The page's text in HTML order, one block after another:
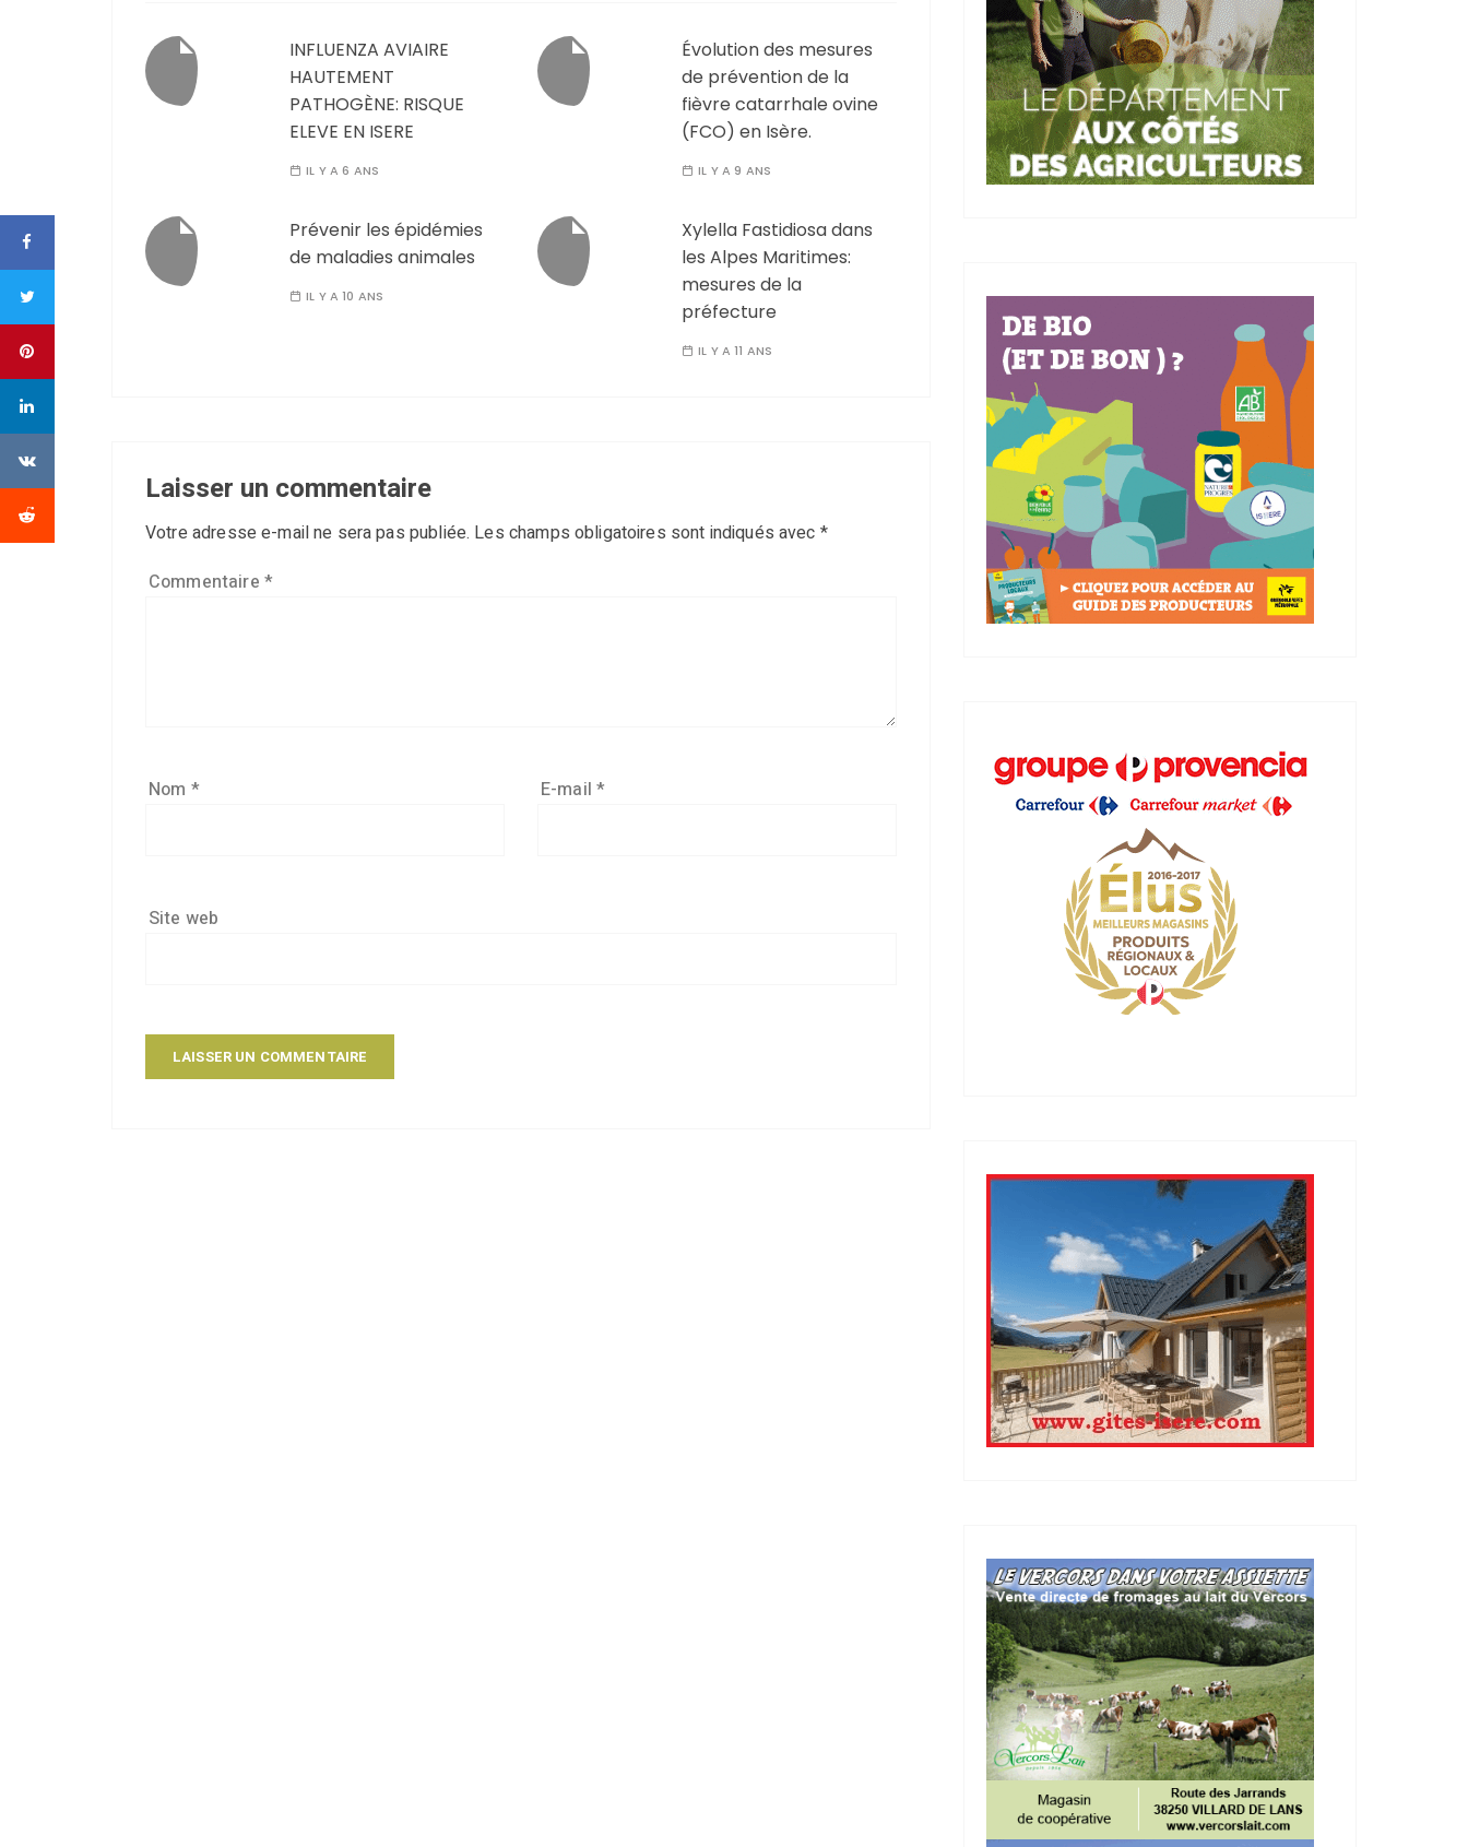
INFLUENZA AVIAIRE
HAUTEMENT
PATHOGÈNE: RISQUE
ELEVE EN ISERE
IL Y A 6 ANS
Évolution des mesures
de prévention de la
fièvre catarrhale ovine
(FCO) en Isère.
IL Y A 9 ANS
Prévenir les épidémies
de maladies animales
IL Y A 10 ANS
Xylella Fastidiosa dans
les Alpes Maritimes:
mesures de la
préfecture
IL Y A 11 ANS
Laisser un commentaire
Votre adresse e-mail ne sera pas publiée. Les champs obligatoires sont indiqués avec *
Commentaire *
Nom * E-mail*
Site web